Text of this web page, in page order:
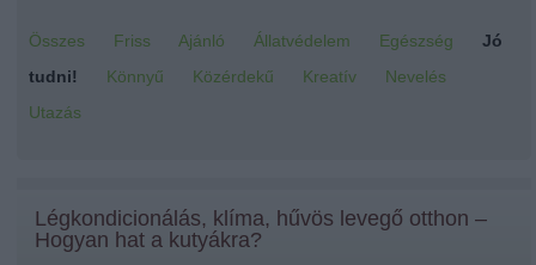
Összes Friss Ajánló Állatvédelem Egészség
Jó
tudni!
Könnyű Közérdekű Kreatív
Nevelés
Utazás
Légkondicionálás, klíma, hűvös levegő otthon –
Hogyan hat a kutyákra?